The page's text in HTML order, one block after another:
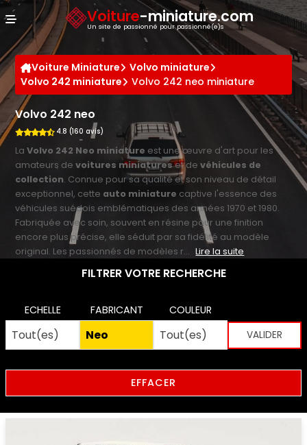
Voiture-miniature.com
Un site de passionné pour passionné(e)s
Voiture Miniature
Volvo miniature
Volvo 242 miniature
Volvo 242 neo miniature
Volvo 242 neo
4.8 (160 avis)
LaVolvo 242 Neo miniature est une œuvre d'art pour les
amateurs devoitures miniatureset devéhicules de
collection. Connue pour sa qualité et son niveau de détail
exceptionnel, cette auto miniature captive l'essence des
véhicules suédois emblématiques des années 1970 et 1980.
Fabriquée avec soin, souvent en résine pour une finition
encore plus précise, elle séduit par sa fidélité au modèle
original. Les passionnés de modèles r... Lire la suite
FILTRER VOTRE RECHERCHE
ECHELLE FABRICANT COULEUR
EFFACER
Panneau de gestion des cookies